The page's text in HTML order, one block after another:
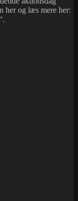
her og læs mere her: